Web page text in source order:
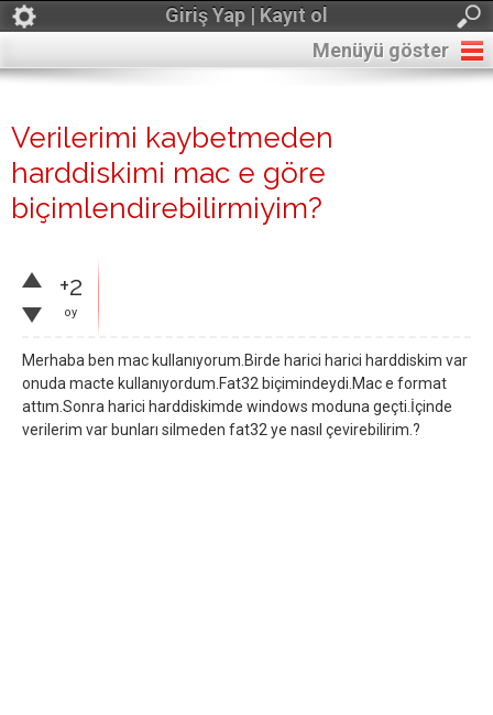
Giriş Yap | Kayıt ol
Menüyü göster
Verilerimi kaybetmeden
harddiskimi mac e göre
biçimlendirebilirmiyim?
+2
oy
Merhaba ben mac kullanıyorum.Birde harici harici harddiskim var
onuda macte kullanıyordum.Fat32 biçimindeydi.Mac e format
attım.Sonra harici harddiskimde windows moduna geçti.İçinde
verilerim var bunları silmeden fat32 ye nasıl çevirebilirim.?